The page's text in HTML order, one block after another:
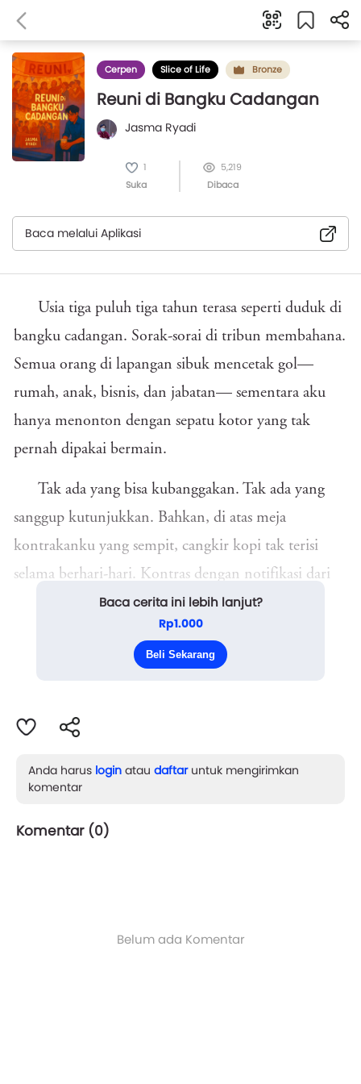
Cerpen Slice of Life Bronze
Reuni di Bangku Cadangan
Jasma Ryadi
1
Suka
5,219
Dibaca
Baca melalui Aplikasi
Usia tiga puluh tiga tahun terasa seperti duduk di
bangku cadangan. Sorak-sorai di tribun membahana.
Semua orang di lapangan sibuk mencetak gol—
rumah, anak, bisnis, dan jabatan— sementara aku
hanya menonton dengan sepatu kotor yang tak
pernah dipakai bermain.
Tak ada yang bisa kubanggakan. Tak ada yang
sanggup kutunjukkan. Bahkan, di atas meja
kontrakanku yang sempit, cangkir kopi tak terisi
selama berhari-hari. Kontras dengan notifikasi dari
grup alumni SMA yang tak berhenti berdentum
Galeriku penuh d...
Baca cerita ini lebih lanjut?
Rp1.000
Beli Sekarang
Anda harus login atau daftaruntuk mengirimkan
komentar
Komentar (0)
Belum ada Komentar